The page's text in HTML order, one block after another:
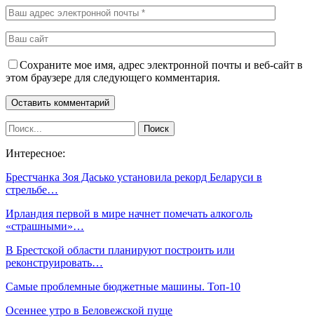
Сохраните мое имя, адрес электронной почты и веб-сайт в
этом браузере для следующего комментария.
Интересное:
Брестчанка Зоя Дасько установила рекорд Беларуси в
стрельбе…
Ирландия первой в мире начнет помечать алкоголь
«страшными»…
В Брестской области планируют построить или
реконструировать…
Самые проблемные бюджетные машины. Топ-10
Осеннее утро в Беловежской пуще